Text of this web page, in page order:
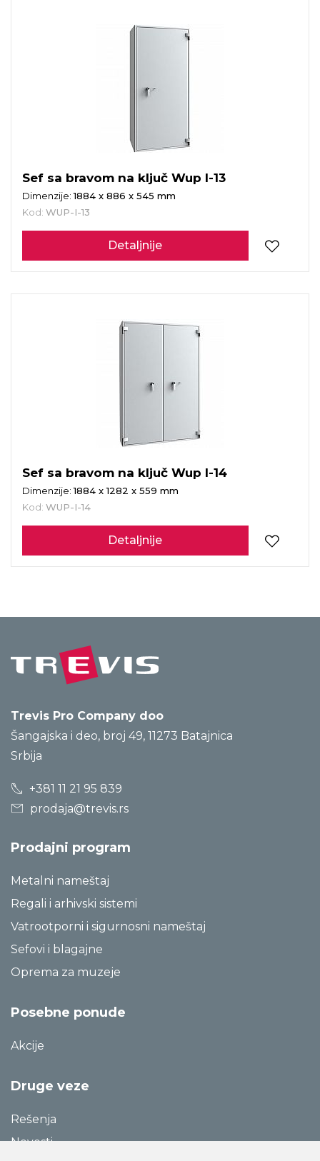
Sef sa bravom na ključ Wup I-13
Dimenzije:1884 x 886 x 545 mm
Kod: WUP-I-13
Detaljnije
Sef sa bravom na ključ Wup I-14
Dimenzije:1884 x 1282 x 559 mm
Kod: WUP-I-14
Detaljnije
Trevis Pro Company doo
Šangajska i deo, broj 49, 11273 Batajnica
Srbija
+381 11 21 95 839
prodaja@trevis.rs
Prodajni program
Metalni nameštaj
Regali i arhivski sistemi
Vatrootporni i sigurnosni nameštaj
Sefovi i blagajne
Oprema za muzeje
Posebne ponude
Akcije
Druge veze
Rešenja
Novosti